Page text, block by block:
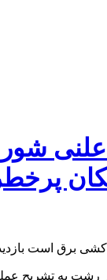
های رشت اتصال در سیم
رشت به تشریح